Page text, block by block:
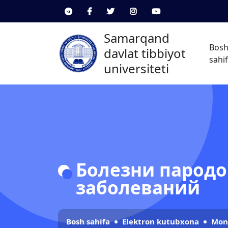
Samarqand
davlat tibbiyot
universiteti
Bosh
Болезни
заболеваний
Bosh sahifa Elektron kutubxona